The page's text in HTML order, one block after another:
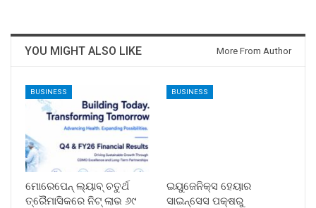
YOU MIGHT ALSO LIKE More From Author
BUSINESS
ମୋରେପେନ୍ ଲ୍ୟାବ୍ ଚତୁର୍ଥ
ତ୍ରୈମାସିକରେ ନିଟ୍ ଲାଭ ୬୯
BUSINESS
ଇୟୁଜେନିକ୍ସ ହେୟାର
ସାଇନ୍ସେସ ପକ୍ଷରୁ